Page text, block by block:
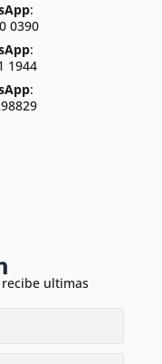
:
0390
:
1944
:
ultimas